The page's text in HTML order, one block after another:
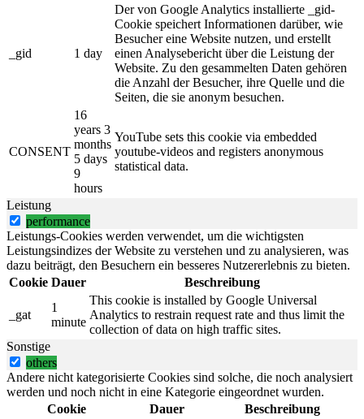
_gid 1 day
Der von Google Analytics installierte _gid-
Cookie speichert Informationen darüber, wie
Besucher eine Website nutzen, und erstellt
einen Analysebericht über die Leistung der
Website. Zu den gesammelten Daten gehören
die Anzahl der Besucher, ihre Quelle und die
Seiten, die sie anonym besuchen.
CONSENT
16
years 3
months
5 days
9
hours
YouTube sets this cookie via embedded
youtube-videos and registers anonymous
statistical data.
Leistung
performance
Leistungs-Cookies werden verwendet, um die wichtigsten
Leistungsindizes der Website zu verstehen und zu analysieren, was
dazu beiträgt, den Besuchern ein besseres Nutzererlebnis zu bieten.
Cookie Dauer Beschreibung
_gat
1
minute
This cookie is installed by Google Universal
Analytics to restrain request rate and thus limit the
collection of data on high traffic sites.
Sonstige
others
Andere nicht kategorisierte Cookies sind solche, die noch analysiert
werden und noch nicht in eine Kategorie eingeordnet wurden.
Cookie
Dauer
Beschreibung